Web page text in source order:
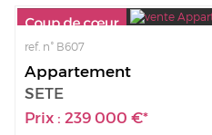
ref. n° B607
Appartement
SETE
Prix : 239 000 €*